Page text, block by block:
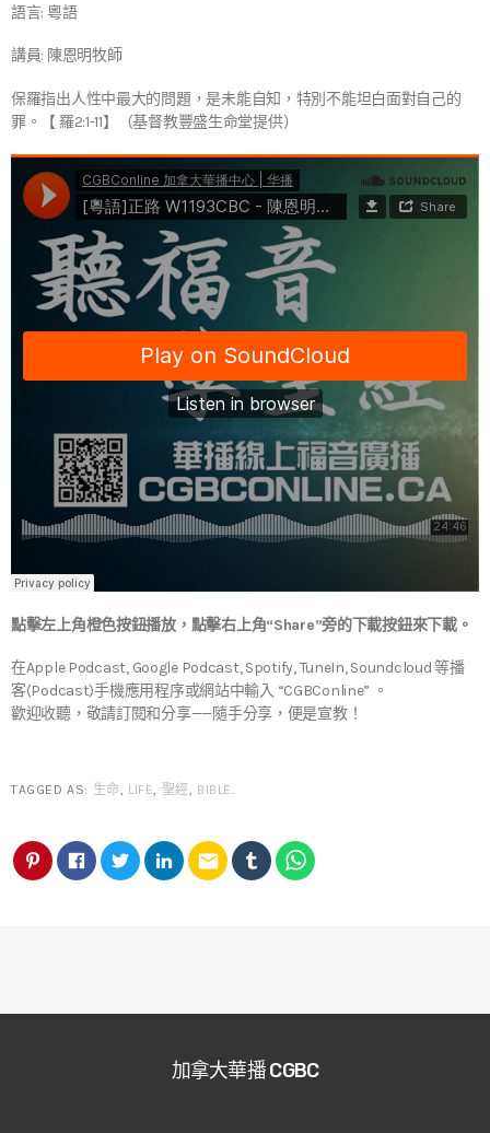
語言: 粵語
講員: 陳恩明牧師
保羅指出人性中最大的問題，是未能自知，特別不能坦白面對自己的
罪。【 羅2:1-11】（基督教豐盛生命堂提供）
點擊左上角橙色按鈕播放，點擊右上角“Share”旁的下載按鈕來下載。
在Apple Podcast, Google Podcast, Spotify, TuneIn, Soundcloud 等播
客(Podcast)手機應用程序或網站中輸入 “CGBConline” 。
歡迎收聽，敬請訂閱和分享——隨手分享，便是宣教！
TAGGED AS: 生命, LIFE, 聖經, BIBLE.
email
加拿大華播 CGBC